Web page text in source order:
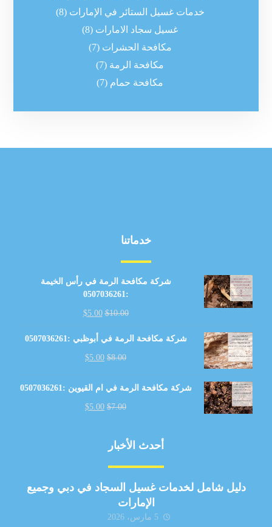
خدمات غسيل الستائر في الإمارات (8)
غسيل سجاد الامارات (8)
مكافحة الحشرات (7)
مكافحة الرمة (7)
مكافحة حمام (7)
خدماتنا
شركة مكافحة الرمة في رأس الخيمة
:0507036261
$10.00
$5.00
شركة مكافحة الرمة في أبوظبي :0507036261
$8.00
$5.00
شركة مكافحة الرمة في ام القيوين :0507036261
$7.00
$5.00
أحدث الأخبار
دليل شامل لخدمات غسيل السجاد في دبي وجميع
الإمارات
5 مارس، 2026